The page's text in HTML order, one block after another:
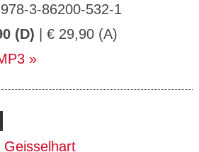
3-86200-532-1
(D) | € 29,90 (A)
Geisselhart